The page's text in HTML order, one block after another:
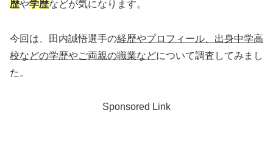
歴や学歴などが気になります。
今回は、田内誠悟選手の経歴やプロフィール、出身中学高
校などの学歴やご両親の職業などについて調査してみまし
た。
Sponsored Link